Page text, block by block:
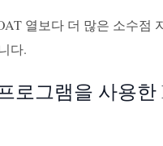
열보다 더 많은 소수점
다.
로그램을 사용한